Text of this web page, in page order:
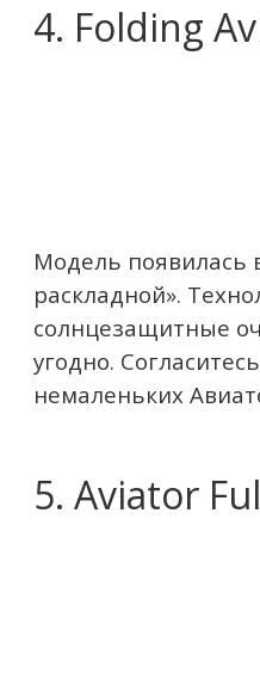
4. Folding
Модель появилась
раскладной».
солнцезащитные
угодно.
немаленьких
5. Aviator